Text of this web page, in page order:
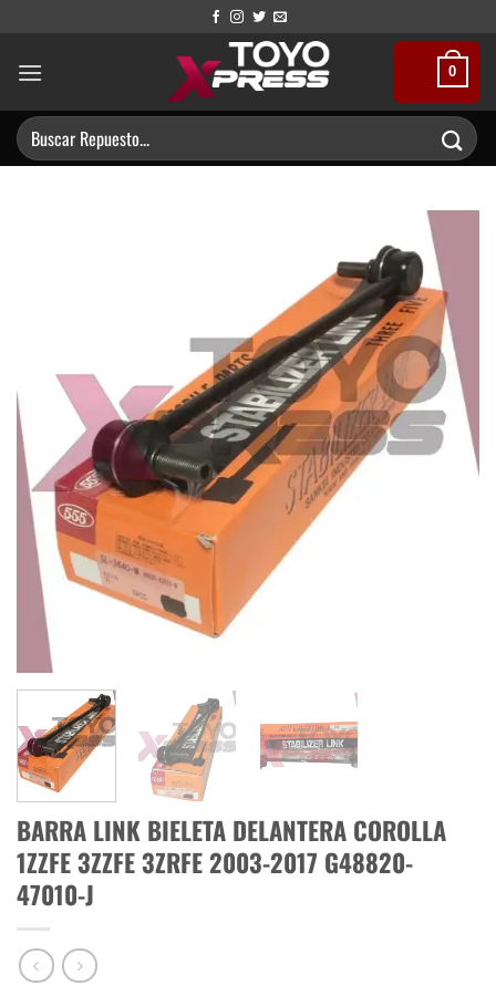
contenido
0
Buscar
por:
BARRA LINK BIELETA DELANTERA COROLLA
1ZZFE 3ZZFE 3ZRFE 2003-2017 G48820-
47010-J